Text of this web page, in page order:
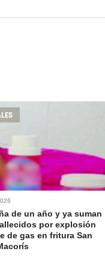
de un año y ya suman
por explosión
de gas en fritura San